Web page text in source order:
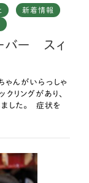
新着情報
バー スィ
ゃんがいらっしゃ
した。 症状を